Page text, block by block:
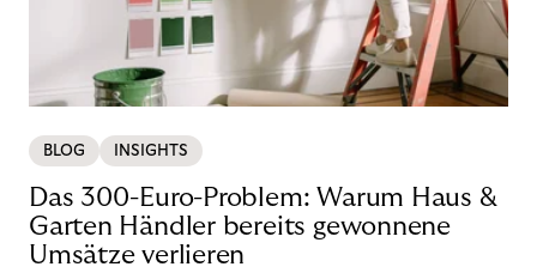
BLOG INSIGHTS
Das 300-Euro-Problem: Warum Haus &
Garten Händler bereits gewonnene
Umsätze verlieren